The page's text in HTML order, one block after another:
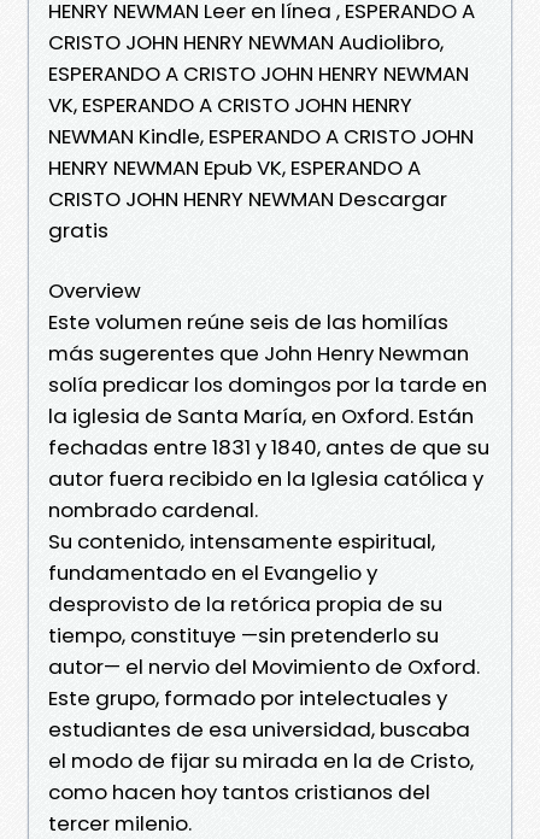
HENRY NEWMAN Leer en línea , ESPERANDO A
CRISTO JOHN HENRY NEWMAN Audiolibro,
ESPERANDO A CRISTO JOHN HENRY NEWMAN
VK, ESPERANDO A CRISTO JOHN HENRY
NEWMAN Kindle, ESPERANDO A CRISTO JOHN
HENRY NEWMAN Epub VK, ESPERANDO A
CRISTO JOHN HENRY NEWMAN Descargar
gratis
Overview
Este volumen reúne seis de las homilías
más sugerentes que John Henry Newman
solía predicar los domingos por la tarde en
la iglesia de Santa María, en Oxford. Están
fechadas entre 1831 y 1840, antes de que su
autor fuera recibido en la Iglesia católica y
nombrado cardenal.
Su contenido, intensamente espiritual,
fundamentado en el Evangelio y
desprovisto de la retórica propia de su
tiempo, constituye —sin pretenderlo su
autor— el nervio del Movimiento de Oxford.
Este grupo, formado por intelectuales y
estudiantes de esa universidad, buscaba
el modo de fijar su mirada en la de Cristo,
como hacen hoy tantos cristianos del
tercer milenio.